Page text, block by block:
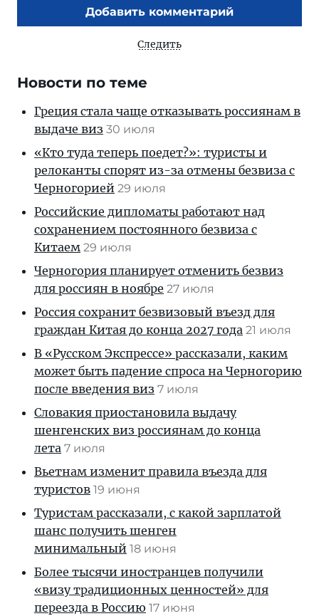
Добавить комментарий
Следить
Новости по теме
Греция стала чаще отказывать россиянам в
выдаче виз 30 июля
«Кто туда теперь поедет?»: туристы и
релоканты спорят из-за отмены безвиза с
Черногорией 29 июля
Российские дипломаты работают над
сохранением постоянного безвиза с
Китаем 29 июля
Черногория планирует отменить безвиз
для россиян в ноябре 27 июля
Россия сохранит безвизовый въезд для
граждан Китая до конца 2027 года 21 июля
В «Русском Экспрессе» рассказали, каким
может быть падение спроса на Черногорию
после введения виз 7 июля
Словакия приостановила выдачу
шенгенских виз россиянам до конца
лета 7 июля
Вьетнам изменит правила въезда для
туристов 19 июня
Туристам рассказали, с какой зарплатой
шанс получить шенген
минимальный 18 июня
Более тысячи иностранцев получили
«визу традиционных ценностей» для
переезда в Россию 17 июня